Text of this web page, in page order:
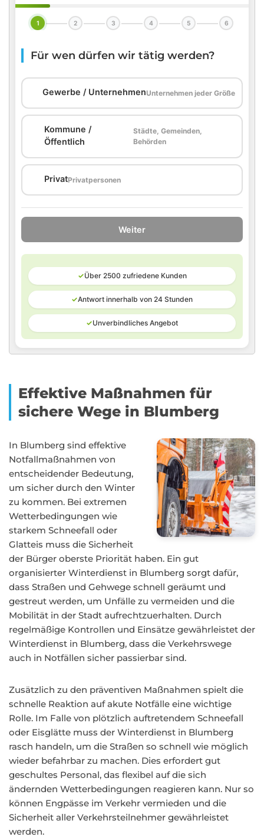
1 2 3 4 5 6
Für wen dürfen wir tätig werden?
Gewerbe / UnternehmenUnternehmen jeder Größe
Kommune /
Öffentlich
Städte, Gemeinden,
Behörden
PrivatPrivatpersonen
Weiter
✓Über 2500 zufriedene Kunden
✓Antwort innerhalb von 24 Stunden
✓Unverbindliches Angebot
Effektive Maßnahmen für
sichere Wege in Blumberg
In Blumberg sind effektive
Notfallmaßnahmen von
entscheidender Bedeutung,
um sicher durch den Winter
zu kommen. Bei extremen
Wetterbedingungen wie
starkem Schneefall oder
Glatteis muss die Sicherheit
der Bürger oberste Priorität haben. Ein gut
organisierter Winterdienst in Blumberg sorgt dafür,
dass Straßen und Gehwege schnell geräumt und
gestreut werden, um Unfälle zu vermeiden und die
Mobilität in der Stadt aufrechtzuerhalten. Durch
regelmäßige Kontrollen und Einsätze gewährleistet der
Winterdienst in Blumberg, dass die Verkehrswege
auch in Notfällen sicher passierbar sind.
Zusätzlich zu den präventiven Maßnahmen spielt die
schnelle Reaktion auf akute Notfälle eine wichtige
Rolle. Im Falle von plötzlich auftretendem Schneefall
oder Eisglätte muss der Winterdienst in Blumberg
rasch handeln, um die Straßen so schnell wie möglich
wieder befahrbar zu machen. Dies erfordert gut
geschultes Personal, das flexibel auf die sich
ändernden Wetterbedingungen reagieren kann. Nur so
können Engpässe im Verkehr vermieden und die
Sicherheit aller Verkehrsteilnehmer gewährleistet
werden.